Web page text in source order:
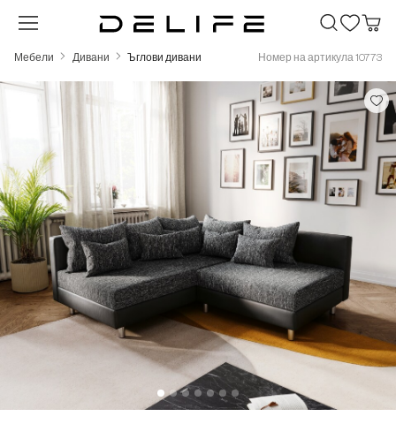
Преминете към основното съдържание
Мебели Дивани Ъглови дивани Номер на артикула 10773
Пропуснете галерия с изображения